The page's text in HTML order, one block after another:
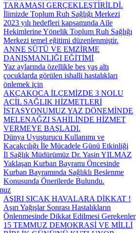
TARAMASI GERÇEKLEŞTİRİLDİ.
İlimizde Toplum Ruh Sağlığı Merkezi
2023 yılı hedefleri kapsamında Aile
Hekimlerine Yönelik Toplum Ruh Sağlığı
Merkezi temel eğitimi düzenlenmiştir.
ANNE SÜTÜ VE EMZİRME
DANIŞMANLIĞI EĞİTİMİ
Yaz aylarında özellikle beş yaş altı
çocuklarda görülen ishalli hastalıkları
önlemek için
AKÇAKOCA İLÇEMİZDE 3 NOLU
ACİL SAĞLIK HİZMETLERİ
İSTASYONUMUZ YAZ DÖNEMİNDE
MELENAĞZI SAHİLİNDE HİZMET
VERMEYE BAŞLADI.
Dünya Uyuşturucu Kullanımı ve
Kaçakçılığı İle Mücadele Günü Etkinliği
İl Sağlık Müdürümüz Dr. Yasin YILMAZ
Yaklaşan Kurban Bayramı Öncesinde
Kurban Bayramında Sağlıklı Beslenme
Konusunda Önerilerde Bulundu.
AŞIRI SICAK HAVALARA DİKKAT !
Aşırı Yağışlar Sonrası Hastalıkların
Önlenmesinde Dikkat Edilmesi Gerekenler
15 TEMMUZ DEMOKRASİ VE MİLLİ